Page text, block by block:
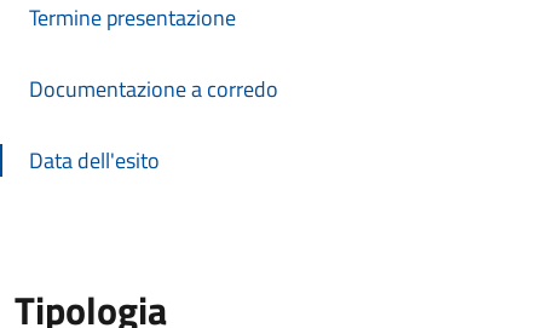
Termine presentazione
Documentazione a corredo
Data dell'esito
Tipologia